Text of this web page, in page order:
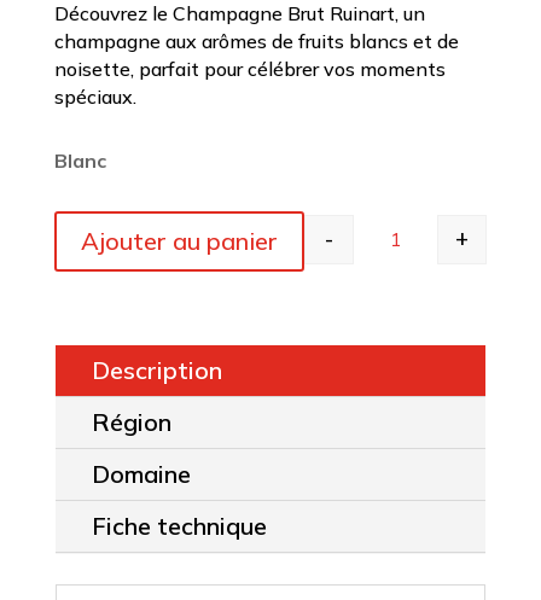
Découvrez le Champagne Brut Ruinart, un
champagne aux arômes de fruits blancs et de
noisette, parfait pour célébrer vos moments
spéciaux.
Blanc
quantité de
- +
Ajouter au panier
Description
Région
Domaine
Fiche technique